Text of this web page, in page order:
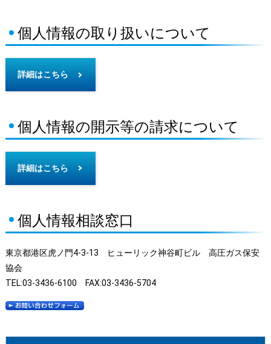
個人情報の取り扱いについて
詳細はこちら
個人情報の開示等の請求について
詳細はこちら
個人情報相談窓口
東京都港区虎ノ門4-3-13 ヒューリック神谷町ビル 高圧ガス保安
協会
TEL:03-3436-6100 FAX:03-3436-5704